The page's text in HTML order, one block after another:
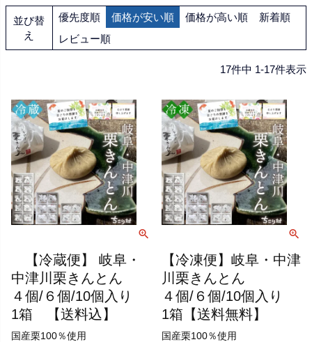
並び替
え
優先度順 価格が安い順 価格が高い順
新着順
レビュー順
17件中 1-17件表示
国産栗100％使用
【冷蔵便】 岐阜・
中津川栗きんとん
４個/６個/10個入り
1箱 【送料込】
国産栗100％使用
【冷凍便】岐阜・中津
川栗きんとん
４個/６個/10個入り
1箱【送料無料】